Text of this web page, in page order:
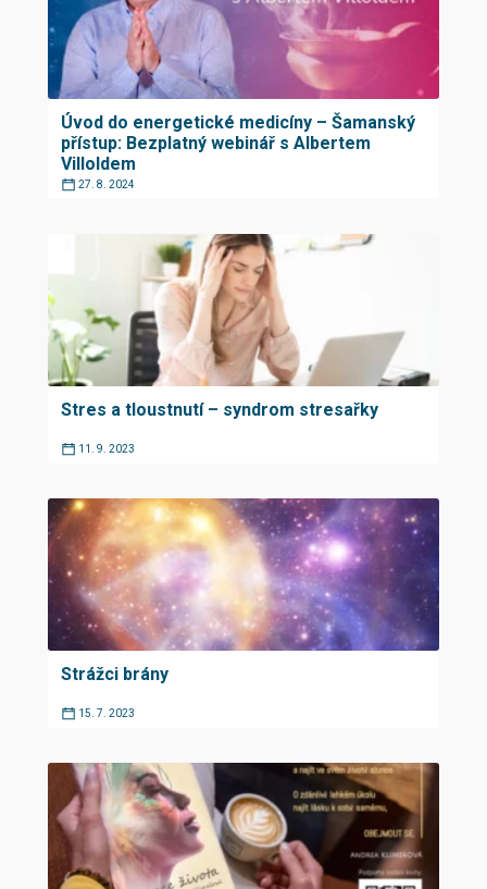
Úvod do energetické medicíny – Šamanský
přístup: Bezplatný webinář s Albertem
Villoldem
27. 8. 2024
Stres a tloustnutí – syndrom stresařky
11. 9. 2023
Strážci brány
15. 7. 2023